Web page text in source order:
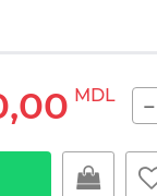
MDL −